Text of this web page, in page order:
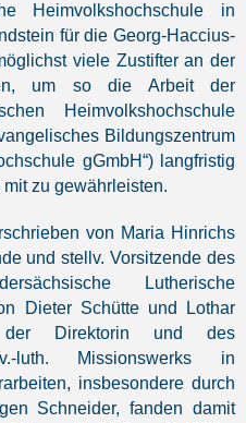
Heimvolkshochschule in
für die Georg-Haccius-
viele Zustifter an der
um so die Arbeit der
Heimvolkshochschule
Bildungszentrum
gGmbH“) langfristig
zu gewährleisten.
von Maria Hinrichs
und stellv. Vorsitzende des
Lutherische
Dieter Schütte und Lothar
Direktorin und des
luth. Missionswerks in
insbesondere durch
Schneider, fanden damit